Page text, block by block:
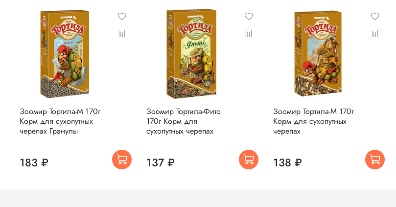
Зоомир Тортила-М 170г
Корм для сухопутных
черепах Гранулы
183 ₽
Зоомир Тортила-Фито
170г Корм для
сухопутных черепах
137 ₽
Зоомир Тортила-М 170г
Корм для сухопутных
черепах
138 ₽